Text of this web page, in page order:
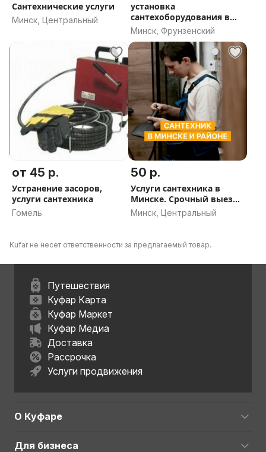
Сантехнические услуги
Минск, Центральный
установка
сантехоборудования в
ванной комнате .
Минск, Фрунзенский
от 45 р.
Устранение засоров,
услуги сантехника
Гомель
50 р.
Услуги сантехника в
Минске. Срочный выезд.
Выезд на район.
Сантехник. Выезд в день
Минск, Центральный
Kufar не несет ответственности за предлагаемый товар.
Путешествия
Куфар Карта
Куфар Маркет
Куфар Медиа
Доставка
Рассрочка
Услуги продвижения
О Куфаре
Для бизнеса